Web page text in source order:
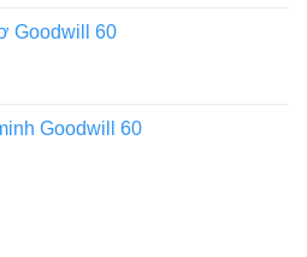
Goodwill 60
Goodwill 60